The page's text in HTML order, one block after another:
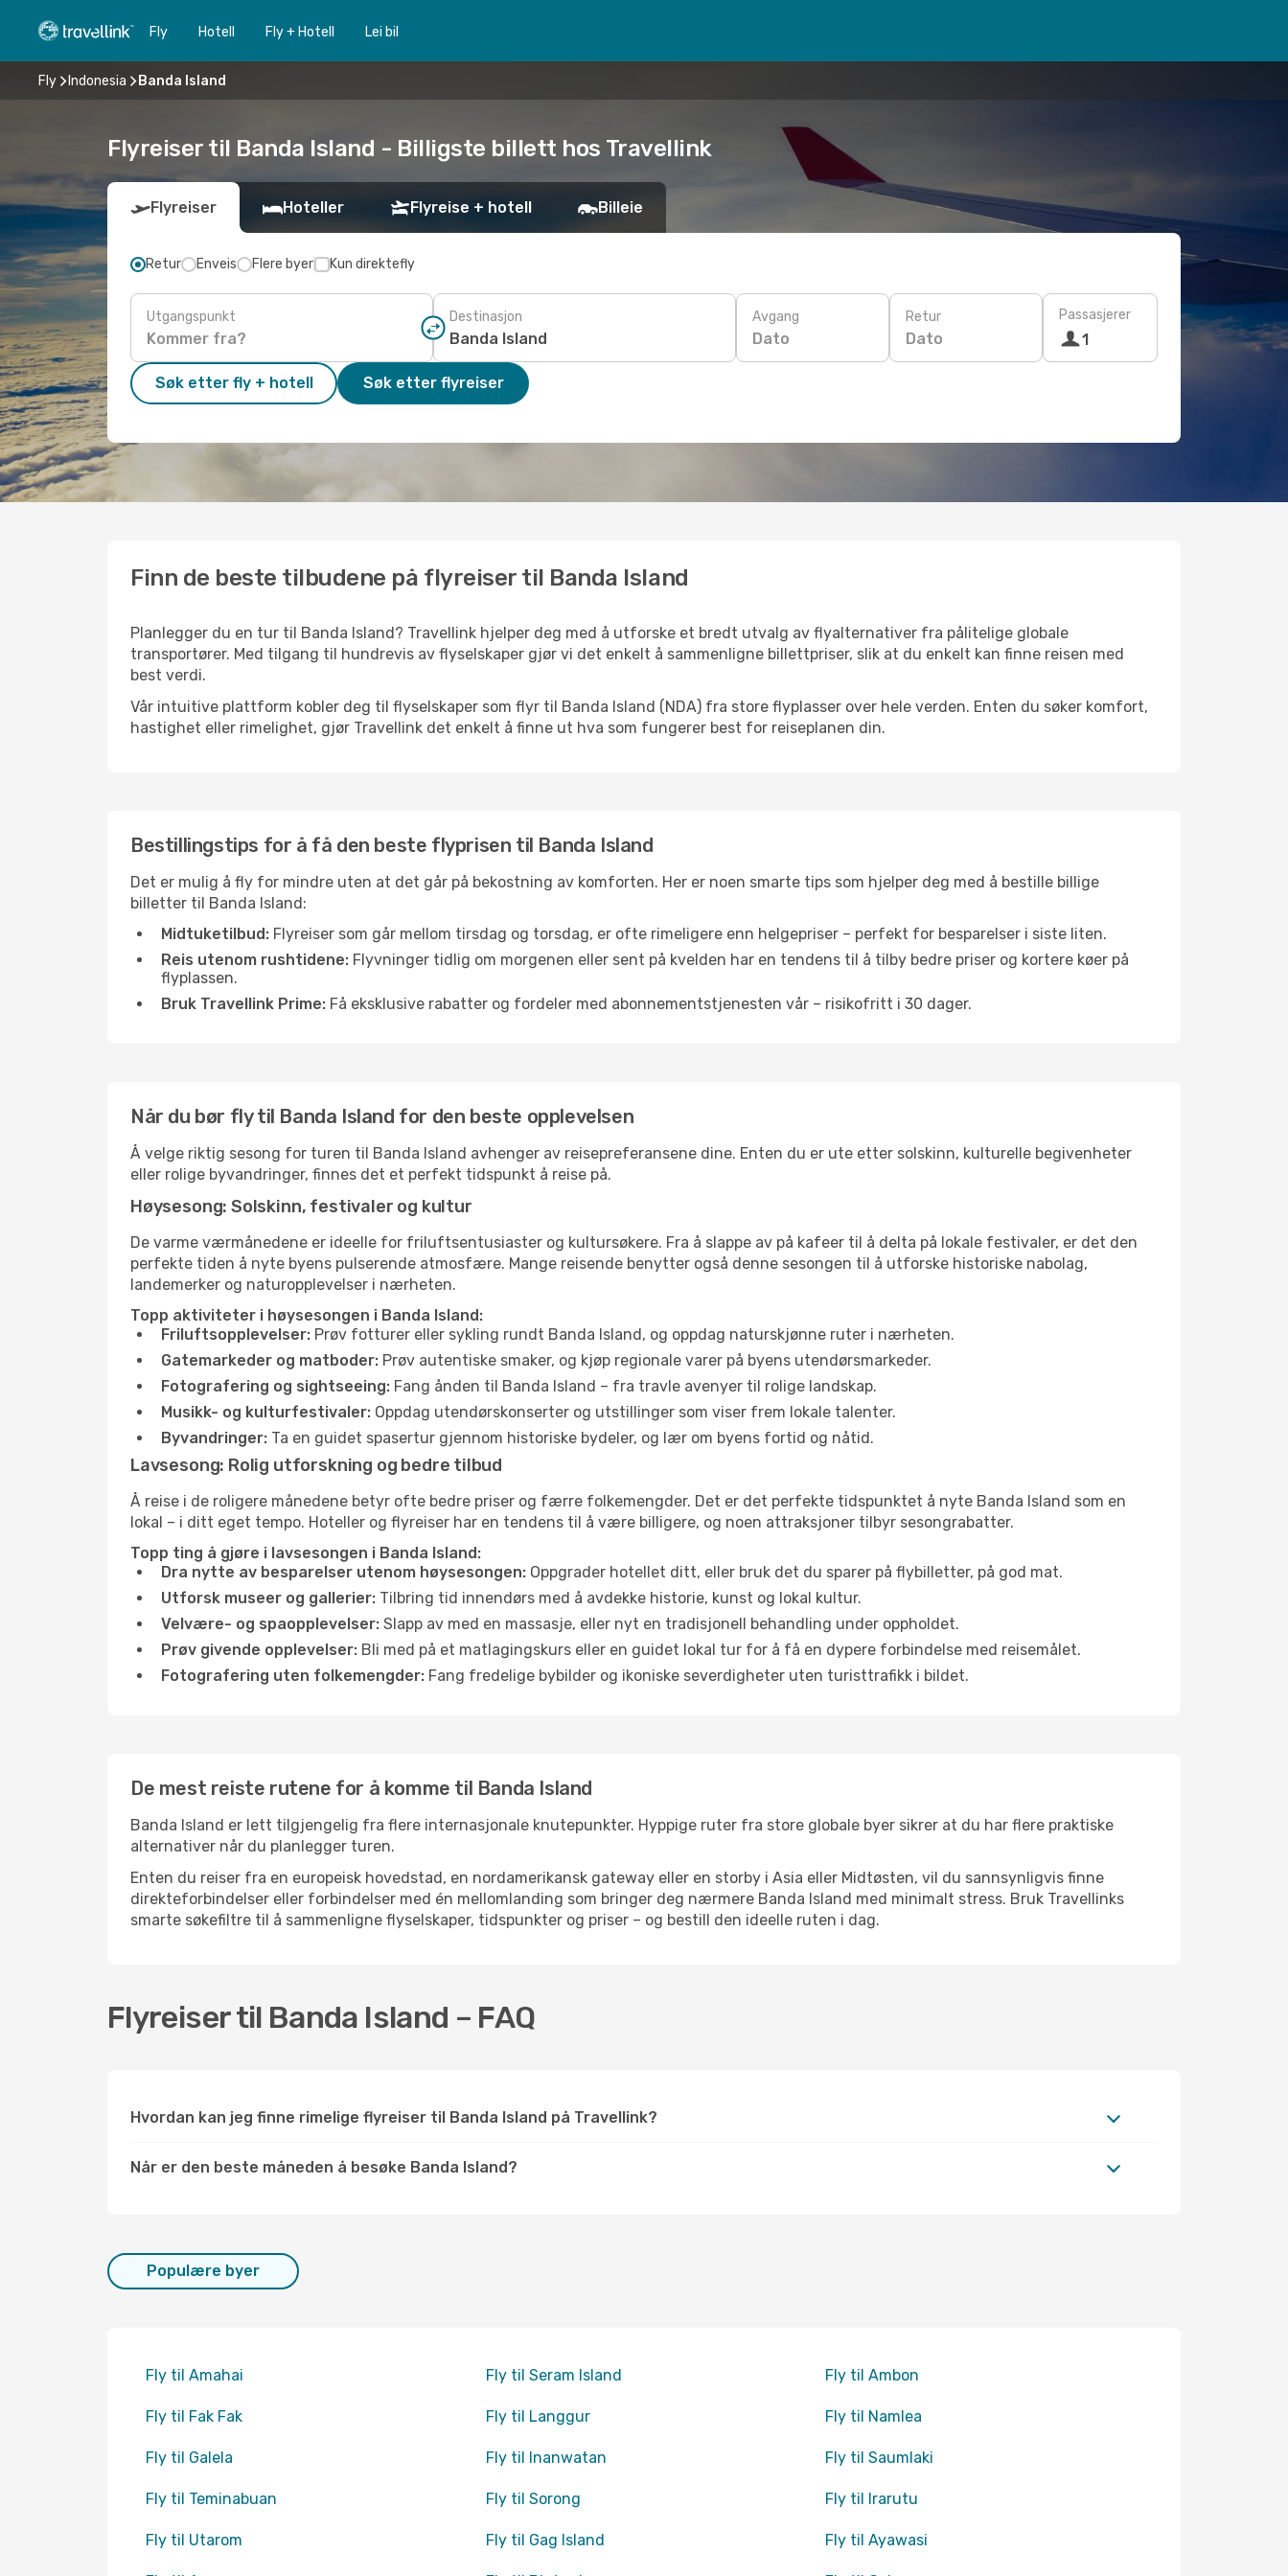
Fly Hotell Fly + Hotell Lei bil
Fly Indonesia Banda Island
Flyreiser til Banda Island - Billigste billett hos Travellink
Flyreiser Hoteller Flyreise + hotell Billeie
Retur Enveis Flere byer Kun direktefly
Utgangspunkt Destinasjon Avgang
Dato
Retur
Dato
Passasjerer
1
Søk etter fly + hotell Søk etter flyreiser
Finn de beste tilbudene på flyreiser til Banda Island
Planlegger du en tur til Banda Island? Travellink hjelper deg med å utforske et bredt utvalg av flyalternativer fra pålitelige globale
transportører. Med tilgang til hundrevis av flyselskaper gjør vi det enkelt å sammenligne billettpriser, slik at du enkelt kan finne reisen med
best verdi.
Vår intuitive plattform kobler deg til flyselskaper som flyr til Banda Island (NDA) fra store flyplasser over hele verden. Enten du søker komfort,
hastighet eller rimelighet, gjør Travellink det enkelt å finne ut hva som fungerer best for reiseplanen din.
Bestillingstips for å få den beste flyprisen til Banda Island
Det er mulig å fly for mindre uten at det går på bekostning av komforten. Her er noen smarte tips som hjelper deg med å bestille billige
billetter til Banda Island:
Midtuketilbud: Flyreiser som går mellom tirsdag og torsdag, er ofte rimeligere enn helgepriser – perfekt for besparelser i siste liten.
Reis utenom rushtidene: Flyvninger tidlig om morgenen eller sent på kvelden har en tendens til å tilby bedre priser og kortere køer på
flyplassen.
Bruk Travellink Prime: Få eksklusive rabatter og fordeler med abonnementstjenesten vår – risikofritt i 30 dager.
Når du bør fly til Banda Island for den beste opplevelsen
Å velge riktig sesong for turen til Banda Island avhenger av reisepreferansene dine. Enten du er ute etter solskinn, kulturelle begivenheter
eller rolige byvandringer, finnes det et perfekt tidspunkt å reise på.
Høysesong: Solskinn, festivaler og kultur
De varme værmånedene er ideelle for friluftsentusiaster og kultursøkere. Fra å slappe av på kafeer til å delta på lokale festivaler, er det den
perfekte tiden å nyte byens pulserende atmosfære. Mange reisende benytter også denne sesongen til å utforske historiske nabolag,
landemerker og naturopplevelser i nærheten.
Topp aktiviteter i høysesongen i Banda Island:
Friluftsopplevelser: Prøv fotturer eller sykling rundt Banda Island, og oppdag naturskjønne ruter i nærheten.
Gatemarkeder og matboder: Prøv autentiske smaker, og kjøp regionale varer på byens utendørsmarkeder.
Fotografering og sightseeing: Fang ånden til Banda Island – fra travle avenyer til rolige landskap.
Musikk- og kulturfestivaler: Oppdag utendørskonserter og utstillinger som viser frem lokale talenter.
Byvandringer: Ta en guidet spasertur gjennom historiske bydeler, og lær om byens fortid og nåtid.
Lavsesong: Rolig utforskning og bedre tilbud
Å reise i de roligere månedene betyr ofte bedre priser og færre folkemengder. Det er det perfekte tidspunktet å nyte Banda Island som en
lokal – i ditt eget tempo. Hoteller og flyreiser har en tendens til å være billigere, og noen attraksjoner tilbyr sesongrabatter.
Topp ting å gjøre i lavsesongen i Banda Island:
Dra nytte av besparelser utenom høysesongen: Oppgrader hotellet ditt, eller bruk det du sparer på flybilletter, på god mat.
Utforsk museer og gallerier: Tilbring tid innendørs med å avdekke historie, kunst og lokal kultur.
Velvære- og spaopplevelser: Slapp av med en massasje, eller nyt en tradisjonell behandling under oppholdet.
Prøv givende opplevelser: Bli med på et matlagingskurs eller en guidet lokal tur for å få en dypere forbindelse med reisemålet.
Fotografering uten folkemengder: Fang fredelige bybilder og ikoniske severdigheter uten turisttrafikk i bildet.
De mest reiste rutene for å komme til Banda Island
Banda Island er lett tilgjengelig fra flere internasjonale knutepunkter. Hyppige ruter fra store globale byer sikrer at du har flere praktiske
alternativer når du planlegger turen.
Enten du reiser fra en europeisk hovedstad, en nordamerikansk gateway eller en storby i Asia eller Midtøsten, vil du sannsynligvis finne
direkteforbindelser eller forbindelser med én mellomlanding som bringer deg nærmere Banda Island med minimalt stress. Bruk Travellinks
smarte søkefiltre til å sammenligne flyselskaper, tidspunkter og priser – og bestill den ideelle ruten i dag.
Flyreiser til Banda Island – FAQ
Hvordan kan jeg finne rimelige flyreiser til Banda Island på Travellink?
Når er den beste måneden å besøke Banda Island?
Populære byer
Fly til Amahai Fly til Seram Island Fly til Ambon
Fly til Fak Fak Fly til Langgur Fly til Namlea
Fly til Galela Fly til Inanwatan Fly til Saumlaki
Fly til Teminabuan Fly til Sorong Fly til Irarutu
Fly til Utarom Fly til Gag Island Fly til Ayawasi